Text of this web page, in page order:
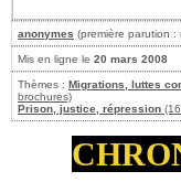
anonymes (première parution :
Mis en ligne le 20 mars 2008
Thèmes : Migrations, luttes
brochures)
Prison, justice, répression